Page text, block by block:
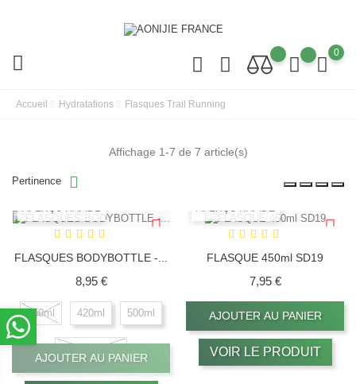
0
Accueil Hydratations Flasques Trail Running
Pertinence
Affichage 1-7 de 7 article(s)
APERÇU RAPIDE
FLASQUES BODYBOTTLE -...
8,95 €Prix
250ml 420ml 500ml
AJOUTER AU PANIER
APERÇU RAPIDE
FLASQUE 450ml SD19
7,95 €Prix
AJOUTER AU PANIER
VOIR LE PRODUIT